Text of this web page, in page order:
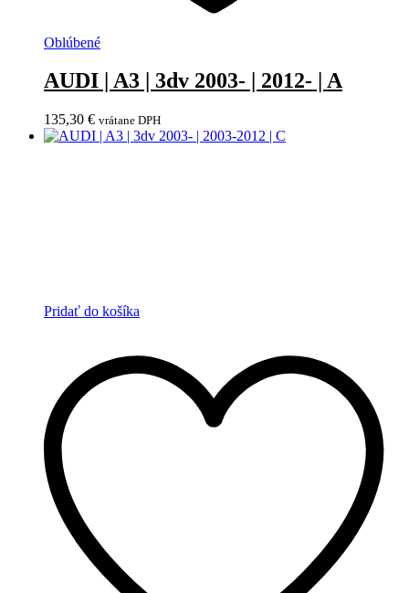
Oblúbené
AUDI | A3 | 3dv 2003- | 2012- | A
135,30 € vrátane DPH
Pridať do košíka